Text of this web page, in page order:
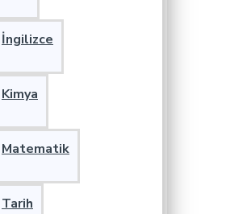
İngilizce
Kimya
Matematik
Tarih